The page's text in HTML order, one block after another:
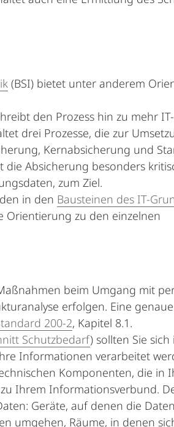
(BSI) bietet unter anderem
den Prozess hin zu mehr
drei Prozesse, die zur
Kernabsicherung und
Absicherung besonders
zum Ziel.
in den Bausteinen des IT-
Orientierung zu den einzelnen
beim Umgang mit
erfolgen. Eine
200-2, Kapitel 8.1.
Schutzbedarf) sollten Sie
Informationen verarbeitet
Komponenten, die in
Ihrem Informationsverbund.
Geräte, auf denen die
umgehen, Räume, in denen